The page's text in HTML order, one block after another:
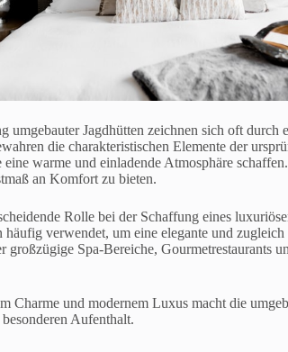
umgebauter Jagdhütten zeichnen sich oft
die charakteristischen Elemente der
warme und einladende Atmosphäre
an Komfort zu bieten.
Rolle bei der Schaffung eines
verwendet, um eine elegante und
großzügige Spa-Bereiche, Gourmetrestaurants
Charme und modernem Luxus macht die
Aufenthalt.